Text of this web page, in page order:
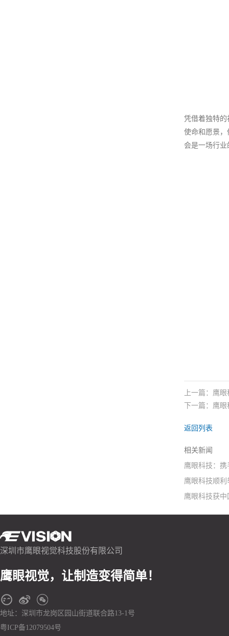
凭借着独特的
使命和愿景
会是一场行
上一篇： 鹰眼
下一篇： 鹰眼
返回列表
相关新闻
鹰眼科技：携
鹰眼科技顺
鹰眼科技获
深圳市鹰眼视觉科技股份有限公司
鹰眼视觉，让制造变得简单！
地址：深圳市龙岗区园山街道联合路13-1号
粤ICP备12079504号